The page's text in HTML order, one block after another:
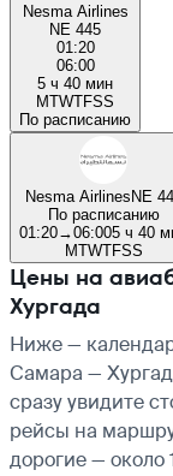
Nesma Airlines
NE 445
01:20
06:00
5 ч 40 мин
MTWTFSS
По расписанию
Nesma AirlinesNE
По расписанию
01:20→06:005 ч 40
MTWTFSS
Цены на
Хургада
Ниже —
Самара —
сразу увидите
рейсы на
дорогие —